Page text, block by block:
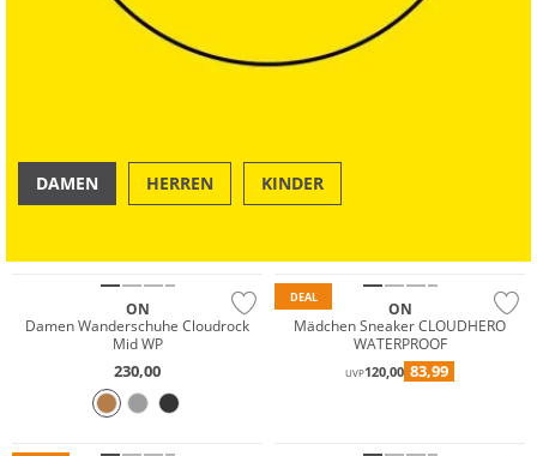
DAMEN HERREN KINDER
ON
Damen Wanderschuhe Cloudrock
Mid WP
230,00
DEAL
ON
Mädchen Sneaker CLOUDHERO
WATERPROOF
UVP120,00 83,99